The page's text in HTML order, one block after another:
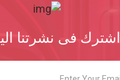
اشترك فى نشرتنا